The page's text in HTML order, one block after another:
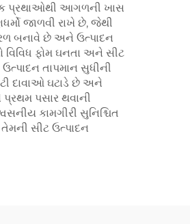
પ્રથાઓથી આગળની ખાસ
જાળવી રાખે છે, જેથી
બનાવે છે અને ઉત્પાદન
વિવિધ ફોમ ઘનતા અને સીટ
તાપમાન સુધીની
દાવાઓ ઘટાડે છે અને
પસાર થવાની
કામગીરી સુનિશ્ચિત
સીટ ઉત્પાદન